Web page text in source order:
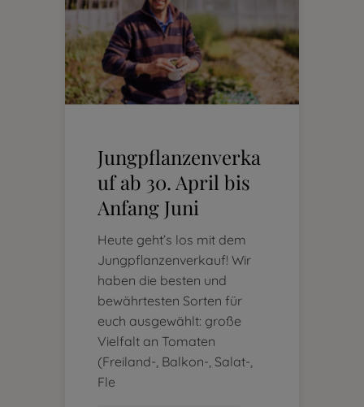
Jungpflanzenverka
uf ab 30. April bis
Anfang Juni
Heute geht’s los mit dem
Jungpflanzenverkauf! Wir
haben die besten und
bewährtesten Sorten für
euch ausgewählt: große
Vielfalt an Tomaten
(Freiland-, Balkon-, Salat-,
Fle